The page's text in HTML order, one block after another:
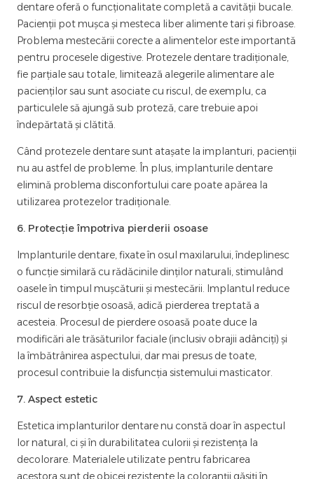
dentare oferă o funcționalitate completă a cavității bucale.
Pacienții pot mușca și mesteca liber alimente tari și fibroase.
Problema mestecării corecte a alimentelor este importantă
pentru procesele digestive. Protezele dentare tradiționale,
fie parțiale sau totale, limitează alegerile alimentare ale
pacienților sau sunt asociate cu riscul, de exemplu, ca
particulele să ajungă sub proteză, care trebuie apoi
îndepărtată și clătită.
Când protezele dentare sunt atașate la implanturi, pacienții
nu au astfel de probleme. În plus, implanturile dentare
elimină problema disconfortului care poate apărea la
utilizarea protezelor tradiționale.
6. Protecție împotriva pierderii osoase
Implanturile dentare, fixate în osul maxilarului, îndeplinesc
o funcție similară cu rădăcinile dinților naturali, stimulând
oasele în timpul mușcăturii și mestecării. Implantul reduce
riscul de resorbție osoasă, adică pierderea treptată a
acesteia. Procesul de pierdere osoasă poate duce la
modificări ale trăsăturilor faciale (inclusiv obrajii adânciți) și
la îmbătrânirea aspectului, dar mai presus de toate,
procesul contribuie la disfuncția sistemului masticator.
7. Aspect estetic
Estetica implanturilor dentare nu constă doar în aspectul
lor natural, ci și în durabilitatea culorii și rezistența la
decolorare. Materialele utilizate pentru fabricarea
acestora sunt de obicei rezistente la coloranții găsiți în